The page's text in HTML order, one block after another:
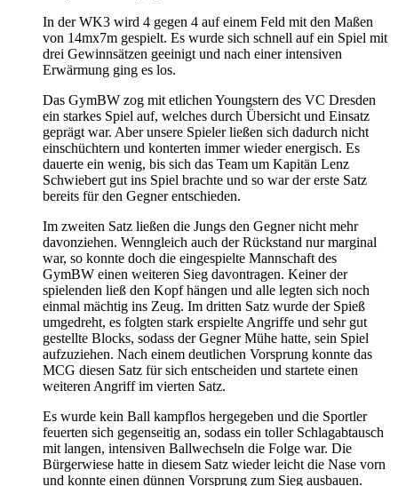
In der WK3 wird 4 gegen 4 auf einem Feld mit den Maßen
von 14mx7m gespielt. Es wurde sich schnell auf ein Spiel mit
drei Gewinnsätzen geeinigt und nach einer intensiven
Erwärmung ging es los.
Das GymBW zog mit etlichen Youngstern des VC Dresden
ein starkes Spiel auf, welches durch Übersicht und Einsatz
geprägt war. Aber unsere Spieler ließen sich dadurch nicht
einschüchtern und konterten immer wieder energisch. Es
dauerte ein wenig, bis sich das Team um Kapitän Lenz
Schwiebert gut ins Spiel brachte und so war der erste Satz
bereits für den Gegner entschieden.
Im zweiten Satz ließen die Jungs den Gegner nicht mehr
davonziehen. Wenngleich auch der Rückstand nur marginal
war, so konnte doch die eingespielte Mannschaft des
GymBW einen weiteren Sieg davontragen. Keiner der
spielenden ließ den Kopf hängen und alle legten sich noch
einmal mächtig ins Zeug. Im dritten Satz wurde der Spieß
umgedreht, es folgten stark erspielte Angriffe und sehr gut
gestellte Blocks, sodass der Gegner Mühe hatte, sein Spiel
aufzuziehen. Nach einem deutlichen Vorsprung konnte das
MCG diesen Satz für sich entscheiden und startete einen
weiteren Angriff im vierten Satz.
Es wurde kein Ball kampflos hergegeben und die Sportler
feuerten sich gegenseitig an, sodass ein toller Schlagabtausch
mit langen, intensiven Ballwechseln die Folge war. Die
Bürgerwiese hatte in diesem Satz wieder leicht die Nase vorn
und konnte einen dünnen Vorsprung zum Sieg ausbauen.